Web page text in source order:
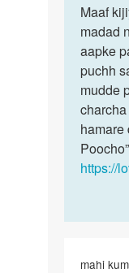
to
h
by
Maaf
kijiyega
hum
isme
aapki…
Maaf
madad
aapke
puchh
mudde
hamare
https://
mahi